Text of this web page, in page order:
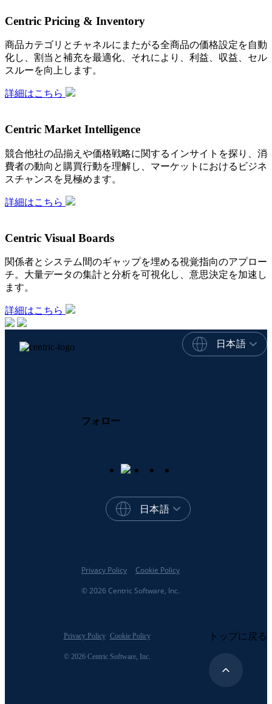
Centric Pricing & Inventory
商品カテゴリとチャネルにまたがる全商品の価格設定を自動
化し、割当と補充を最適化、それにより、利益、収益、セル
スルーを向上します。
詳細はこちら
Centric Market Intelligence
競合他社の品揃えや価格戦略に関するインサイトを探り、消
費者の動向と購買行動を理解し、マーケットにおけるビジネ
スチャンスを見極めます。
詳細はこちら
Centric Visual Boards
関係者とシステム間のギャップを埋める視覚指向のアプロー
チ。大量データの集計と分析を可視化し、意思決定を加速し
ます。
詳細はこちら
日本語
フォロー
日本語
© 2026 Centric Software, Inc.
Privacy Policy Cookie Policy
© 2026 Centric Software, Inc.
Privacy Policy Cookie Policy トップに戻る